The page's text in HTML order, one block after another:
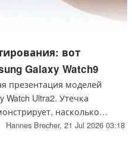
вот
Galaxy Watch9
презентация моделей
Watch Ultra2. Утечка
насколько
поколения выиграют от
Hannes Brecher, 21 Jul 2026 03:18